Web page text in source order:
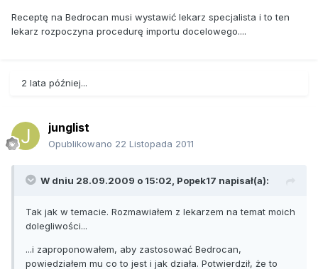
Receptę na Bedrocan musi wystawić lekarz specjalista i to ten
lekarz rozpoczyna procedurę importu docelowego....
2 lata później...
junglist
Opublikowano 22 Listopada 2011
W dniu 28.09.2009 o 15:02, Popek17 napisał(a):
Tak jak w temacie. Rozmawiałem z lekarzem na temat moich
dolegliwości...
...i zaproponowałem, aby zastosować Bedrocan,
powiedziałem mu co to jest i jak działa. Potwierdził, że to